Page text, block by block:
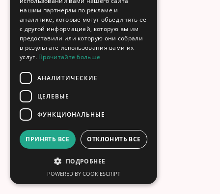
нашим партнерам по рекламе и
аналитике, которые могут объединять ее
с другой информацией, которую вы им
предоставили или которую они собрали
в результате использования вами их
услуг. Прочитайте больше
АНАЛИТИЧЕСКИЕ
ЦЕЛЕВЫЕ
ФУНКЦИОНАЛЬНЫЕ
ПРИНЯТЬ ВСЕ ОТКЛОНИТЬ ВСЕ
ПОДРОБНЕЕ
POWERED BY COOKIESCRIPT